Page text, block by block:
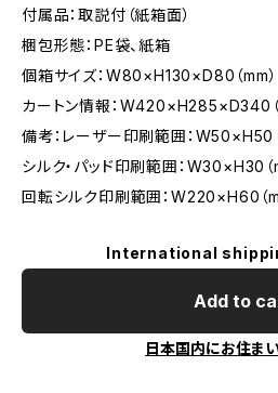
付属品：取説付（紙箱面）
梱包形態：PE袋、紙箱
個箱サイズ：W80×H130×D80（mm）
カートン情報：W420×H285×D340
備考：レーザー印刷範囲：W50×H50（
シルク・パッド印刷範囲：W30×H30（
回転シルク印刷範囲：W220×H60（
International
Add to
日本国内にお住ま